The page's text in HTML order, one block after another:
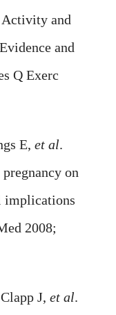
Activity and
and
Q Exerc
E, et al.
on
implications
2008;
J, et al.